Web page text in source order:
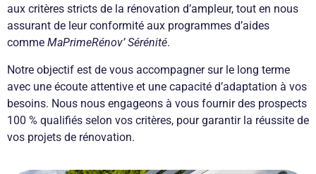
aux critères stricts de la rénovation d’ampleur, tout en nous
assurant de leur conformité aux programmes d’aides
comme MaPrimeRénov’ Sérénité.
Notre objectif est de vous accompagner sur le long terme
avec une écoute attentive et une capacité d’adaptation à vos
besoins. Nous nous engageons à vous fournir des prospects
100 % qualifiés selon vos critères, pour garantir la réussite de
vos projets de rénovation.